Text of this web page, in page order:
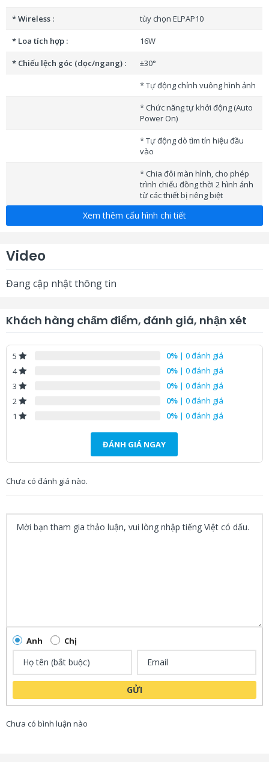
* Wireless : tùy chọn ELPAP10
* Loa tích hợp : 16W
* Chiếu lệch góc (dọc/ngang) : ±30°
* Tự động chỉnh vuông hình ảnh
* Chức năng tự khởi động (Auto
Power On)
* Tự động dò tìm tín hiệu đầu
vào
* Chia đôi màn hình, cho phép
trình chiếu đồng thời 2 hình ảnh
từ các thiết bị riêng biệt
* Multi-PC trình chiếu 4 thiết bị
cùng lúc
chiếu hình ảnh, âm thanh và
sao chép cài đặt, cập nhật
* Chức năng tạm dừng trình
chiếu, tiết kiệm điện năn
* Hẹn lịch chiếu, tắt/mở máy –
trực tiếp trên máy chiếu
Xem thêm cấu hình chi tiết
Video
Đang cập nhật thông tin
Khách hàng chấm điểm, đánh giá, nhận xét
5 0%| 0 đánh giá
4
0%| 0 đánh giá
3
0%| 0 đánh giá
2
0%| 0 đánh giá
1
0%| 0 đánh giá
ĐÁNH GIÁ NGAY
Chưa có đánh giá nào.
Anh Chị
GỬI
Chưa có bình luận nào